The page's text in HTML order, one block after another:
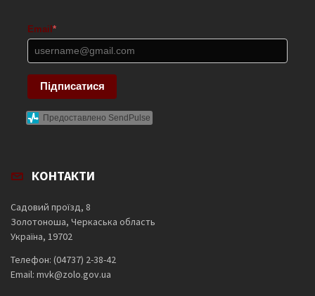
Email *
Підписатися
Предоставлено SendPulse
КОНТАКТИ
Садовий проїзд, 8
Золотоноша, Черкаська область
Україна, 19702
Телефон: (04737) 2-38-42
Email: mvk@zolo.gov.ua